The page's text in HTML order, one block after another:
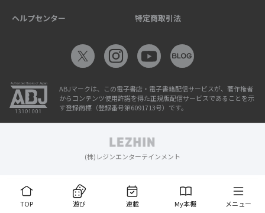
TOP 遊び 連載 My本棚 メニュー
ヘルプセンター 特定商取引法
ABJマークは、この電子書店・電子書籍配信サービスが、著作権者
からコンテンツ使用許諾を得た正規版配信サービスであることを示
す登録商標（登録番号第6091713号）です。
(株)レジンエンターテインメント